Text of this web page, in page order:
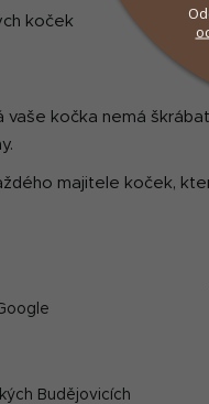
koček
kočka nemá
majitele koček,
Budějovicích